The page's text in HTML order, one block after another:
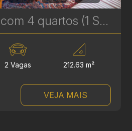
Apartamento com 4 quartos (1 Suíte) à Venda no Batel - 212 m² - Próximo à Praça da Espanha | Ref. 681
2 Vagas 212.63 m²
VEJA MAIS